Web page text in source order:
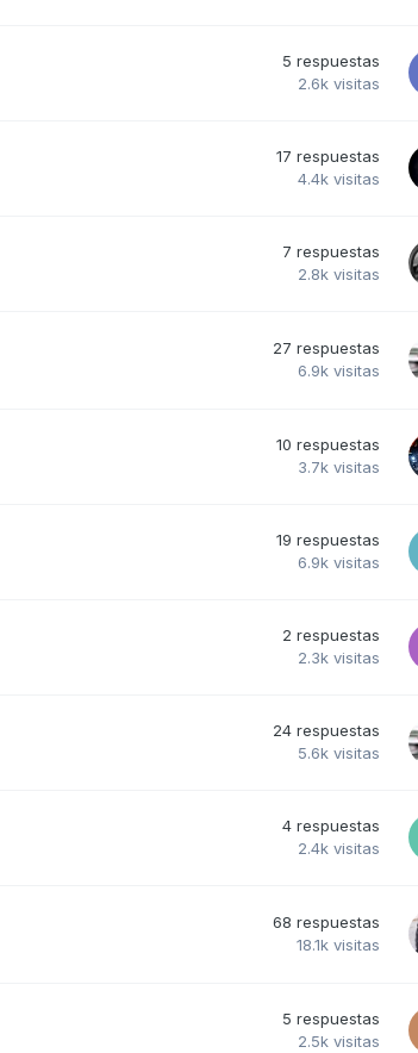
5 respuestas
2.6k visitas
17 respuestas
4.4k visitas
7 respuestas
2.8k visitas
27 respuestas
6.9k visitas
10 respuestas
3.7k visitas
19 respuestas
6.9k visitas
2 respuestas
2.3k visitas
24 respuestas
5.6k visitas
4 respuestas
2.4k visitas
68 respuestas
18.1k visitas
5 respuestas
2.5k visitas